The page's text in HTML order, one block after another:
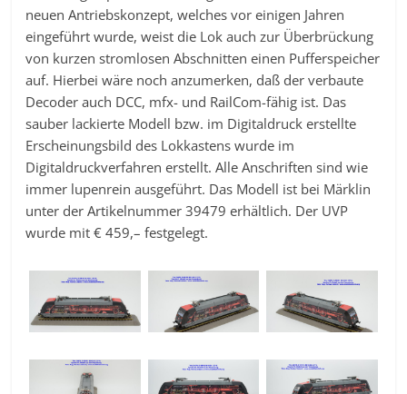
neuen Antriebskonzept, welches vor einigen Jahren
eingeführt wurde, weist die Lok auch zur Überbrückung
von kurzen stromlosen Abschnitten einen Pufferspeicher
auf. Hierbei wäre noch anzumerken, daß der verbaute
Decoder auch DCC, mfx- und RailCom-fähig ist. Das
sauber lackierte Modell bzw. im Digitaldruck erstellte
Erscheinungsbild des Lokkastens wurde im
Digitaldruckverfahren erstellt. Alle Anschriften sind wie
immer lupenrein ausgeführt. Das Modell ist bei Märklin
unter der Artikelnummer 39479 erhältlich. Der UVP
wurde mit € 459,– festgelegt.